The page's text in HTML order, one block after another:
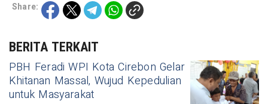
Share:
BERITA TERKAIT
PBH Feradi WPI Kota Cirebon Gelar
Khitanan Massal, Wujud Kepedulian
untuk Masyarakat